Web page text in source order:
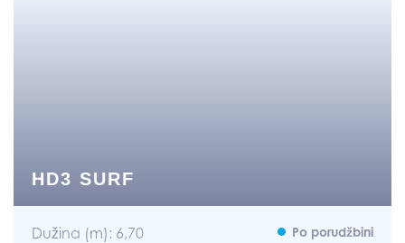
HD3 SURF
Dužina (m): 6,70
Po porudžbini